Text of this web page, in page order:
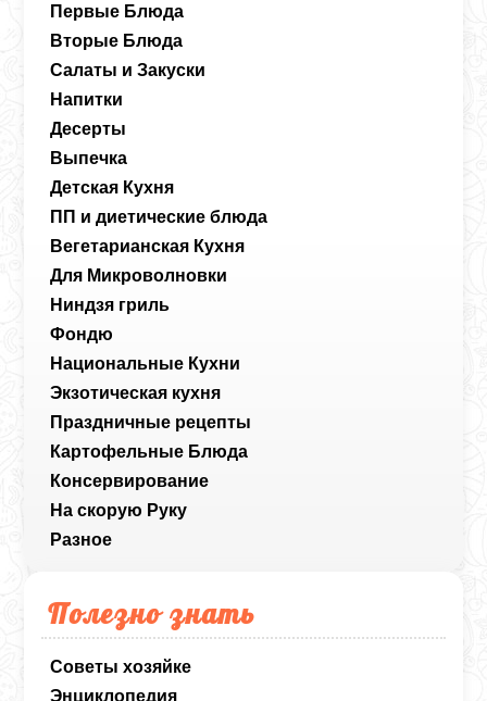
Первые Блюда
Вторые Блюда
Салаты и Закуски
Напитки
Десерты
Выпечка
Детская Кухня
ПП и диетические блюда
Вегетарианская Кухня
Для Микроволновки
Ниндзя гриль
Фондю
Национальные Кухни
Экзотическая кухня
Праздничные рецепты
Картофельные Блюда
Консервирование
На скорую Руку
Разное
Полезно знать
Советы хозяйке
Энциклопедия